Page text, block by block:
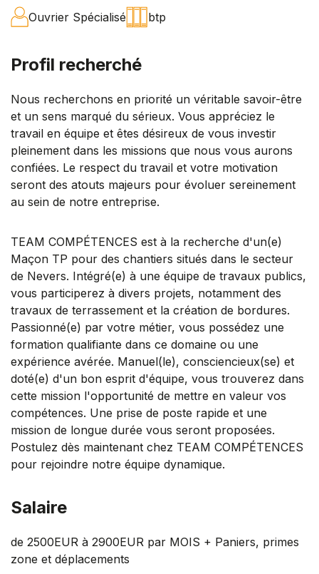
Ouvrier Spécialisé btp
Profil recherché
Nous recherchons en priorité un véritable savoir-être
et un sens marqué du sérieux. Vous appréciez le
travail en équipe et êtes désireux de vous investir
pleinement dans les missions que nous vous aurons
confiées. Le respect du travail et votre motivation
seront des atouts majeurs pour évoluer sereinement
au sein de notre entreprise.
TEAM COMPÉTENCES est à la recherche d'un(e)
Maçon TP pour des chantiers situés dans le secteur
de Nevers. Intégré(e) à une équipe de travaux publics,
vous participerez à divers projets, notamment des
travaux de terrassement et la création de bordures.
Passionné(e) par votre métier, vous possédez une
formation qualifiante dans ce domaine ou une
expérience avérée. Manuel(le), consciencieux(se) et
doté(e) d'un bon esprit d'équipe, vous trouverez dans
cette mission l'opportunité de mettre en valeur vos
compétences. Une prise de poste rapide et une
mission de longue durée vous seront proposées.
Postulez dès maintenant chez TEAM COMPÉTENCES
pour rejoindre notre équipe dynamique.
Salaire
de 2500EUR à 2900EUR par MOIS + Paniers, primes
zone et déplacements